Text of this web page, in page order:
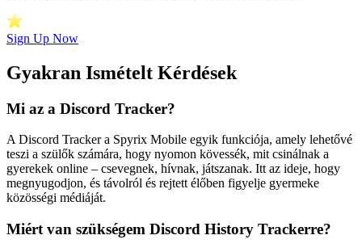
Sign Up Now
Gyakran Ismételt Kérdések
Mi az a Discord Tracker?
A Discord Tracker a Spyrix Mobile egyik funkciója, amely lehetővé
teszi a szülők számára, hogy nyomon kövessék, mit csinálnak a
gyerekek online – csevegnek, hívnak, játszanak. Itt az ideje, hogy
megnyugodjon, és távolról és rejtett élőben figyelje gyermeke
közösségi médiáját.
Miért van szükségem Discord History Trackerre?